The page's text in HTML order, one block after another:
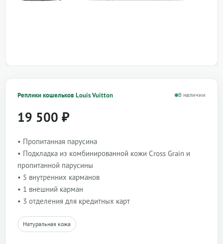
Реплики кошельков Louis Vuitton В наличии
19 500 ₽
• Пропитанная парусина
• Подкладка из комбинированной кожи Cross Grain и
пропитанной парусины
• 5 внутренних карманов
• 1 внешний карман
• 3 отделения для кредитных карт
Натуральная кожа